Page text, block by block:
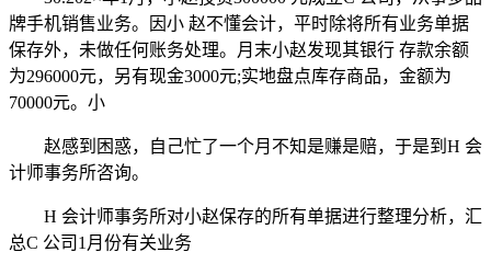
牌手机销售业务。因小 赵不懂会计，平时除将所有业务单据
保存外，未做任何账务处理。月末小赵发现其银行 存款余额
为296000元，另有现金3000元;实地盘点库存商品，金额为
70000元。小
赵感到困惑，自己忙了一个月不知是赚是赔，于是到H 会
计师事务所咨询。
H 会计师事务所对小赵保存的所有单据进行整理分析，汇
总C 公司1月份有关业务